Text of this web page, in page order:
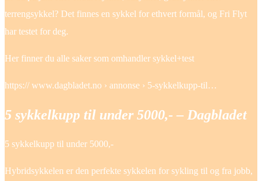
terrengsykkel? Det finnes en sykkel for ethvert formål, og Fri Flyt
har testet for deg.
Her finner du alle saker som omhandler sykkel+test
https:// www.dagbladet.no › annonse › 5-sykkelkupp-til…
5 sykkelkupp til under 5000,- – Dagbladet
5 sykkelkupp til under 5000,-
Hybridsykkelen er den perfekte sykkelen for sykling til og fra jobb,